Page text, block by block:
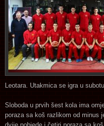
Leotara. Utakmica se igra u
Sloboda u prvih šest kola ima
poraza sa koš razlikom od minus